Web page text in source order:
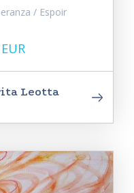
/ Espoir
Leotta